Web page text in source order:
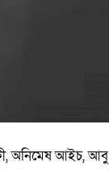
অনিমেষ আইচ,